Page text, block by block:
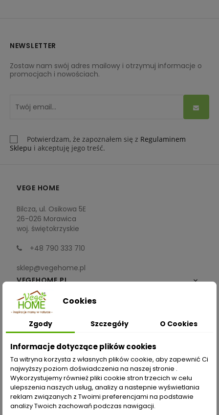
NEWSLETTER
Zostaw nam swój adres mailowy i otrzymuj informacje o
promocjach i nowościach.
Potwierdzam, że zapoznałem się z Regulaminem
Sklepu i akceptuję jego treść.
VEGE HOME
Bilcza, ul. Osikowa 5E
26-026 Morawica
woj. świętokrzyskie
+48 790 333 710
sklep@vegehome.pl
VEGEHOME.PL

INFORMACJE
ZAKUPY
Moje konto
Opcje dostawy
Metody płatności
Cookies
Zgody Szczegóły O Cookies
Informacje dotyczące plików cookies
Ta witryna korzysta z własnych plików cookie, aby zapewnić Ci
najwyższy poziom doświadczenia na naszej stronie .
Wykorzystujemy również pliki cookie stron trzecich w celu
ulepszenia naszych usług, analizy a nastepnie wyświetlania
reklam związanych z Twoimi preferencjami na podstawie
analizy Twoich zachowań podczas nawigacji.